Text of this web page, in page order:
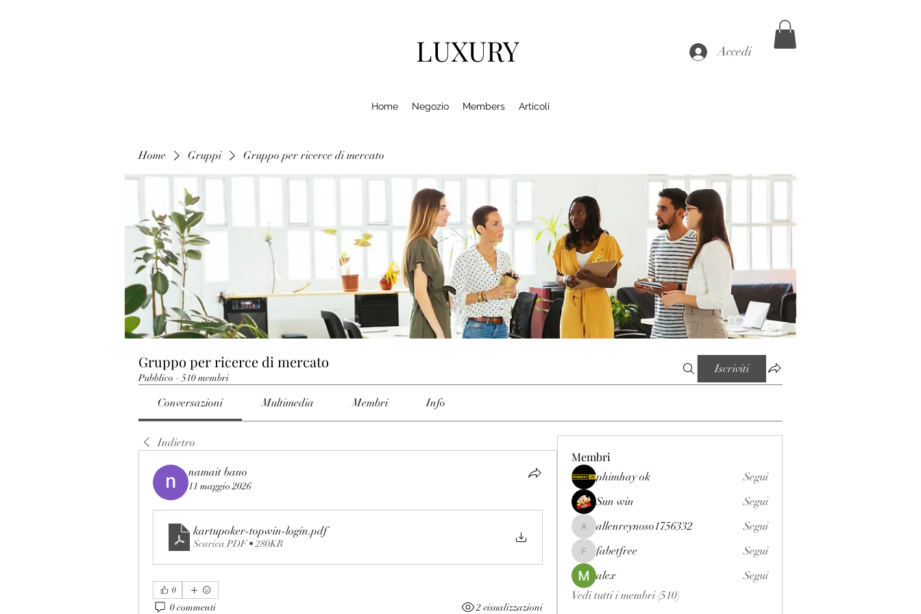
LUXURY Accedi
Home Negozio Members Articoli
Home Gruppi Gruppo per ricerce di mercato
Gruppo per ricerce di mercato
Pubblico · 510 membri
Iscriviti
Conversazioni Multimedia Membri Info
Indietro
namait bano
11 maggio 2026
kartupoker-topwin-login.pdf
Scarica PDF • 280KB
0
0 commenti 2 visualizzazioni
Membri
phimhay ok
Segui
Sun win
Segui
allenreynoso1756332
allenreynoso1756332 Segui
fabetfree
fabetfree
Segui
alex
Segui
Vedi tutti i membri (510)